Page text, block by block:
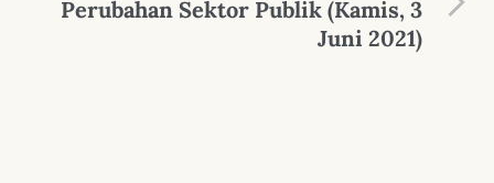
Perubahan Sektor Publik (Kamis, 3
Juni 2021)